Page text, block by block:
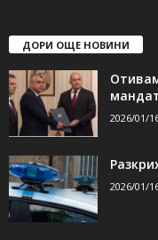
ДОРИ ОЩЕ НОВИНИ
2026/01/
2026/01/